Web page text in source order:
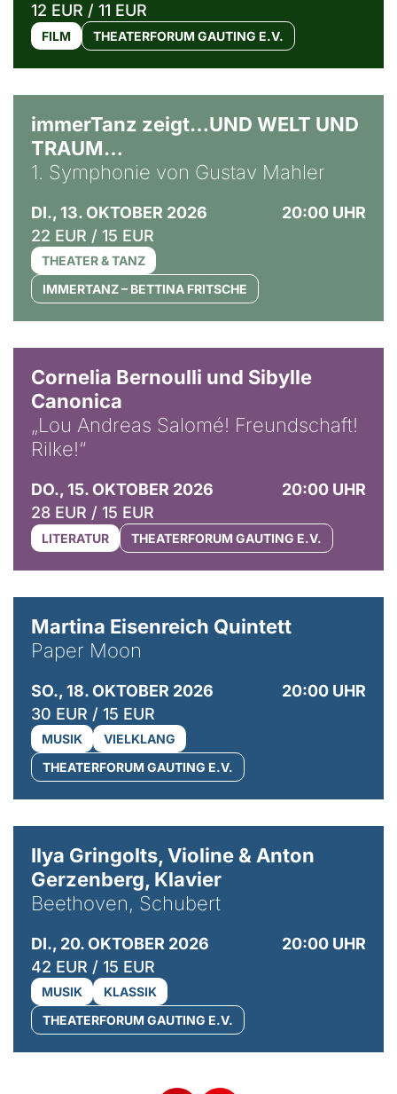
12 EUR / 11 EUR
FILM THEATERFORUM GAUTING E.V.
immerTanz zeigt…UND WELT UND
TRAUM…
1. Symphonie von Gustav Mahler
DI., 13. OKTOBER 2026
20:00 UHR
22 EUR / 15 EUR
THEATER & TANZ
IMMERTANZ – BETTINA FRITSCHE
Cornelia Bernoulli und Sibylle
Canonica
„Lou Andreas Salomé! Freundschaft!
Rilke!“
DO., 15. OKTOBER 2026
20:00 UHR
28 EUR / 15 EUR
LITERATUR THEATERFORUM GAUTING E.V.
Martina Eisenreich Quintett
Paper Moon
SO., 18. OKTOBER 2026
20:00 UHR
30 EUR / 15 EUR
MUSIK
VIELKLANG
THEATERFORUM GAUTING E.V.
Ilya Gringolts, Violine & Anton
Gerzenberg, Klavier
Beethoven, Schubert
DI., 20. OKTOBER 2026
20:00 UHR
42 EUR / 15 EUR
MUSIK
KLASSIK
THEATERFORUM GAUTING E.V.